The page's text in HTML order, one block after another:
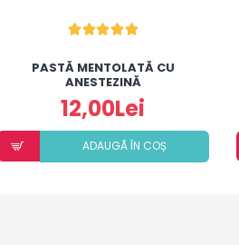
PASTĂ MENTOLATĂ CU
ANESTEZINĂ
12,00Lei
ADAUGÃ ÎN COȘ